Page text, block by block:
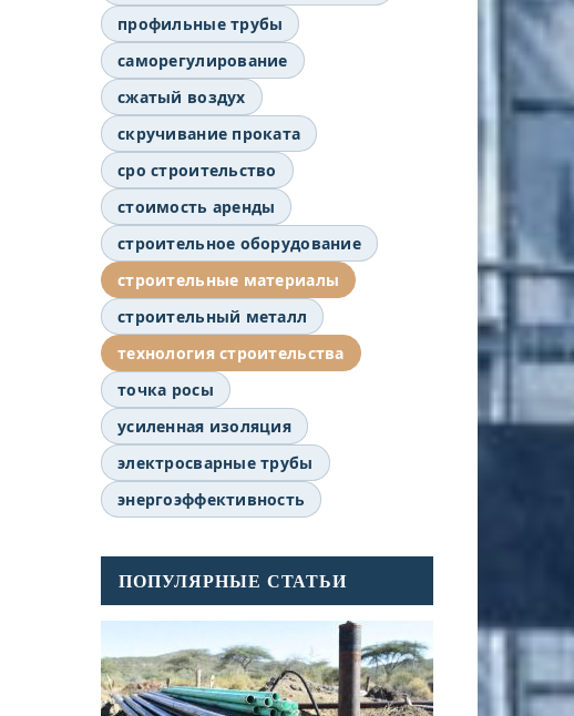
профильные трубы
саморегулирование
сжатый воздух
скручивание проката
сро строительство
стоимость аренды
строительное оборудование
строительные материалы
строительный металл
технология строительства
точка росы
усиленная изоляция
электросварные трубы
энергоэффективность
ПОПУЛЯРНЫЕ СТАТЬИ